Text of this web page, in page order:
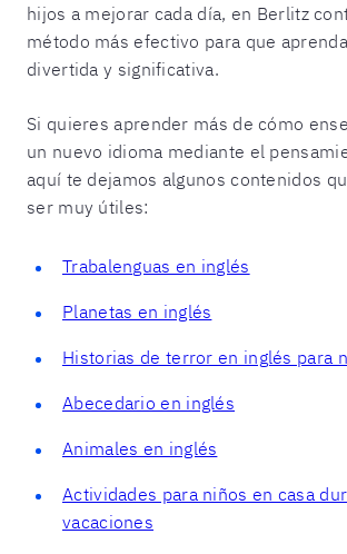
hijos a mejorar cada día, en Berlitz
método más efectivo para que
divertida y significativa.
Si quieres aprender más de cómo
un nuevo idioma mediante el
aquí te dejamos algunos contenidos
ser muy útiles:
Trabalenguas en inglés
Planetas en inglés
Historias de terror en inglés para
Abecedario en inglés
Animales en inglés
Actividades para niños en casa
vacaciones